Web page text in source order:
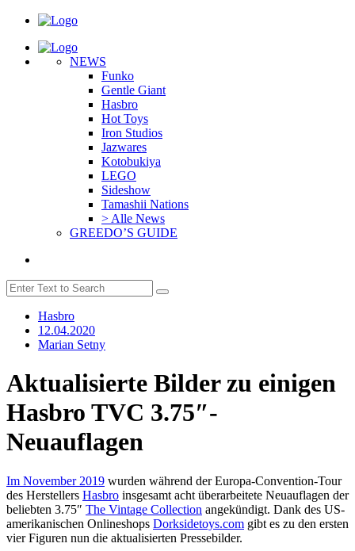
NEWS
Funko
Gentle Giant
Hasbro
Hot Toys
Iron Studios
Jazwares
Kotobukiya
LEGO
Sideshow
Tamashii Nations
> Alle News
GREEDO’S GUIDE
Hasbro
12.04.2020
Marian Setny
Aktualisierte Bilder zu einigen
Hasbro TVC 3.75″-
Neuauflagen
Im November 2019 wurden während der Europa-Convention-Tour
des Herstellers Hasbro insgesamt acht überarbeitete Neuauflagen der
beliebten 3.75″ The Vintage Collection angekündigt. Dank des US-
amerikanischen Onlineshops Dorksidetoys.com gibt es zu den ersten
vier Figuren nun die aktualisierten Pressebilder.